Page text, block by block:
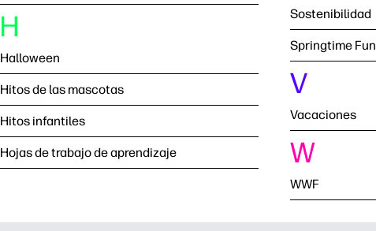
H
Halloween
Hitos de las mascotas
Hitos infantiles
Hojas de trabajo de aprendizaje
Sostenibilidad
Springtime Fun
V
Vacaciones
W
WWF